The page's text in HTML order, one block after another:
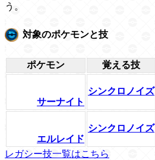
う。
対象のポケモンと技
ポケモン 覚える技
サーナイト
シンクロノイズ
エルレイド
シンクロノイズ
レガシー技一覧はこちら